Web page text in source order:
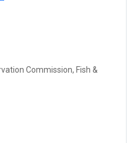
Commission, Fish &